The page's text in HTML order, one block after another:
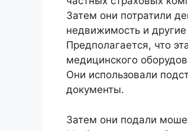
Затем они потратили
недвижимость и
Предполагается, что
медицинского
Они использовали
документы.
Затем они подали